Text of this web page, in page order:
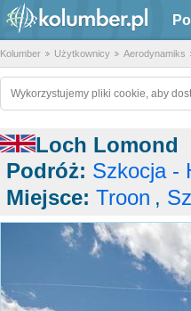
Kolumber Użytkownicy Aerodynamiks
Wykorzystujemy pliki cookie, aby
Loch Lomond
Podróż: Szkocja -
Miejsce: Troon ,